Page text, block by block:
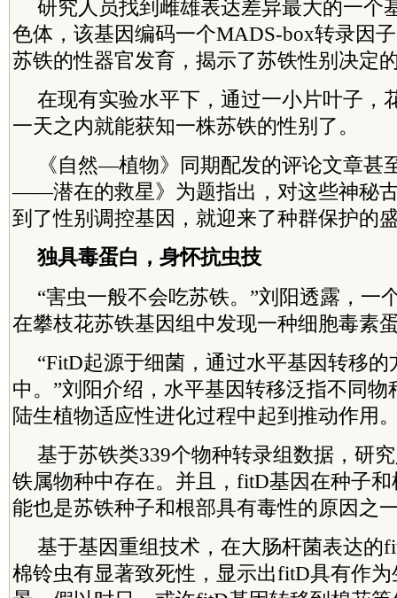
研究人员找到雌雄表达差异最大的一个
色体，该基因编码一个MADS-box转录因
苏铁的性器官发育，揭示了苏铁性别决定
在现有实验水平下，通过一小片叶子，
一天之内就能获知一株苏铁的性别了。
《自然—植物》同期配发的评论文章甚
——潜在的救星》为题指出，对这些神秘
到了性别调控基因，就迎来了种群保护的
独具毒蛋白，身怀抗虫技
“害虫一般不会吃苏铁。”刘阳透露，一
在攀枝花苏铁基因组中发现一种细胞毒素
“FitD起源于细菌，通过水平基因转移
中。”刘阳介绍，水平基因转移泛指不同
陆生植物适应性进化过程中起到推动作用
基于苏铁类339个物种转录组数据，研
铁属物种中存在。并且，fitD基因在种子
能也是苏铁种子和根部具有毒性的原因之
基于基因重组技术，在大肠杆菌表达的
棉铃虫有显著致死性，显示出fitD具有作